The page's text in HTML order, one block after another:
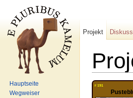
# 191
Projekt
Hauptseite
Wegweiser